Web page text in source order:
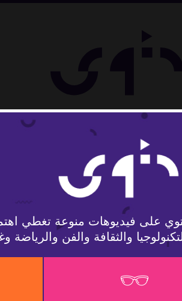
على فيديوهات منوعة تغطي
والثقافة والفن والرياضة